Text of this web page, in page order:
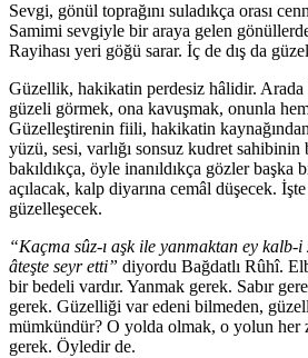
Sevgi, gönül toprağını suladıkça orası
Samimi sevgiyle bir araya gelen
Rayihası yeri göğü sarar. İç de dış da
Güzellik, hakikatin perdesiz hâlidir.
güzeli görmek, ona kavuşmak, onunla
Güzelleştirenin fiili, hakikatin
yüzü, sesi, varlığı sonsuz kudret
bakıldıkça, öyle inanıldıkça gözler başka
açılacak, kalp diyarına cemâl düşecek. İşte
güzelleşecek.
“Kaçma sûz-ı aşk ile yanmaktan ey
âteşte seyr etti” diyordu Bağdatlı Rûhî.
bir bedeli vardır. Yanmak gerek. Sabır
gerek. Güzelliği var edeni bilmeden,
mümkündür? O yolda olmak, o yolun her
gerek. Öyledir de.